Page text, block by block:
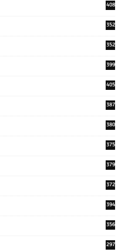
408
352
352
399
405
387
380
375
379
372
394
356
297